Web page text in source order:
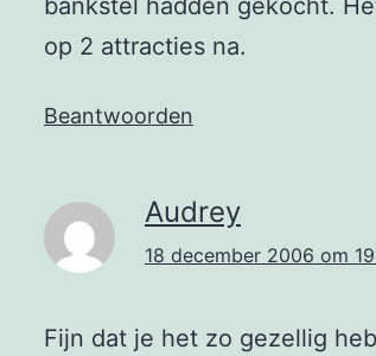
bankstel hadden gekocht.
op 2 attracties na.
Beantwoorden
Audrey
18 december 2006 om
Fijn dat je het zo gezellig